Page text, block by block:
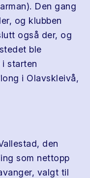
Den gang
og klubben
også der, og
ble
i starten
i Olavskleivå,
den
som nettopp
valgt til